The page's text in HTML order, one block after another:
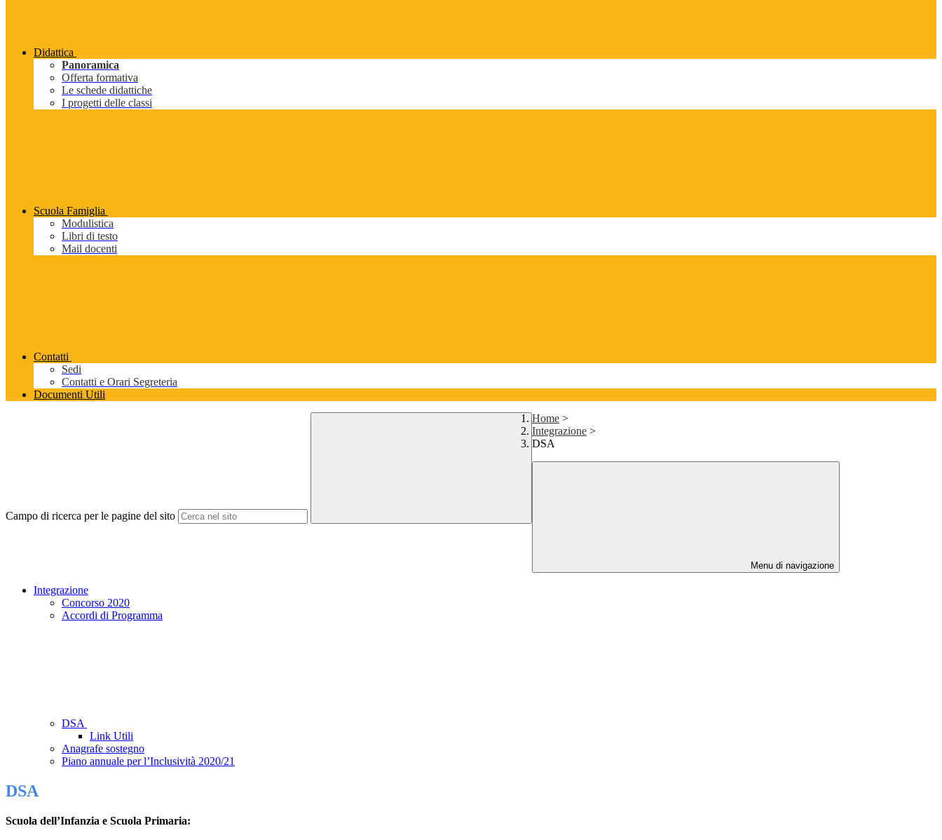
Didattica
Panoramica
Offerta formativa
Le schede didattiche
I progetti delle classi
Scuola Famiglia
Modulistica
Libri di testo
Mail docenti
Contatti
Sedi
Contatti e Orari Segreteria
Documenti Utili
Campo di ricerca per le pagine del sito
Home >
Integrazione >
DSA
Menu di navigazione
Integrazione
Concorso 2020
Accordi di Programma
DSA
Link Utili
Anagrafe sostegno
Piano annuale per l’Inclusività 2020/21
DSA
Scuola dell’Infanzia e Scuola Primaria: